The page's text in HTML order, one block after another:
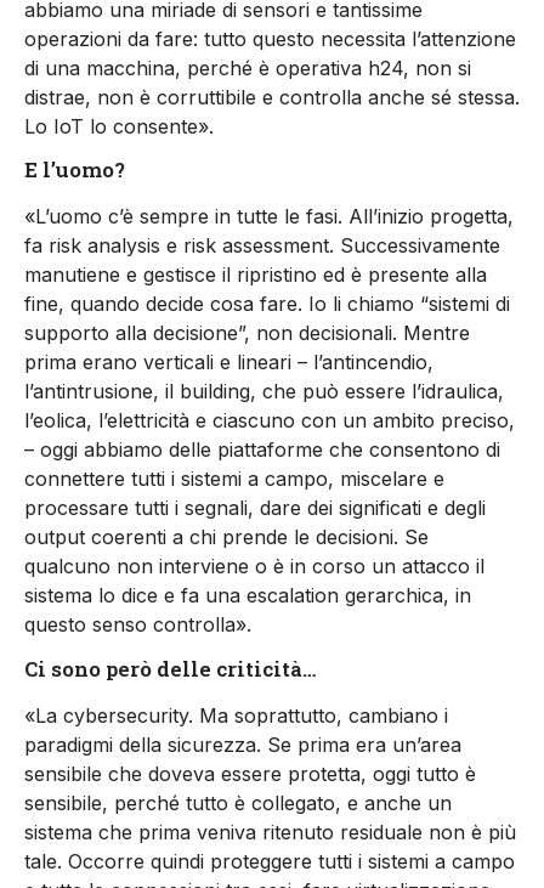
abbiamo una miriade di sensori e tantissime
operazioni da fare: tutto questo necessita l’attenzione
di una macchina, perché è operativa h24, non si
distrae, non è corruttibile e controlla anche sé stessa.
Lo IoT lo consente».
E l’uomo?
«L’uomo c’è sempre in tutte le fasi. All’inizio progetta,
fa risk analysis e risk assessment. Successivamente
manutiene e gestisce il ripristino ed è presente alla
fine, quando decide cosa fare. Io li chiamo “sistemi di
supporto alla decisione”, non decisionali. Mentre
prima erano verticali e lineari – l’antincendio,
l’antintrusione, il building, che può essere l’idraulica,
l’eolica, l’elettricità e ciascuno con un ambito preciso,
– oggi abbiamo delle piattaforme che consentono di
connettere tutti i sistemi a campo, miscelare e
processare tutti i segnali, dare dei significati e degli
output coerenti a chi prende le decisioni. Se
qualcuno non interviene o è in corso un attacco il
sistema lo dice e fa una escalation gerarchica, in
questo senso controlla».
Ci sono però delle criticità…
«La cybersecurity. Ma soprattutto, cambiano i
paradigmi della sicurezza. Se prima era un’area
sensibile che doveva essere protetta, oggi tutto è
sensibile, perché tutto è collegato, e anche un
sistema che prima veniva ritenuto residuale non è più
tale. Occorre quindi proteggere tutti i sistemi a campo